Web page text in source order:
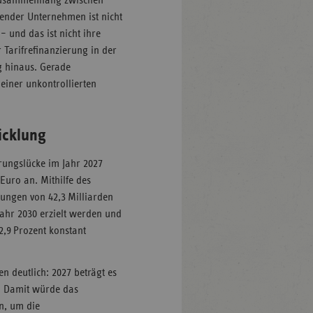
Unternehmen ist nicht
und das ist nicht ihre
Tarifrefinanzierung in der
hinaus. Gerade
unkontrollierten
im Jahr 2027
an. Mithilfe des
von 42,3 Milliarden
2030 erzielt werden und
Prozent konstant
deutlich: 2027 beträgt es
Damit würde das
um die